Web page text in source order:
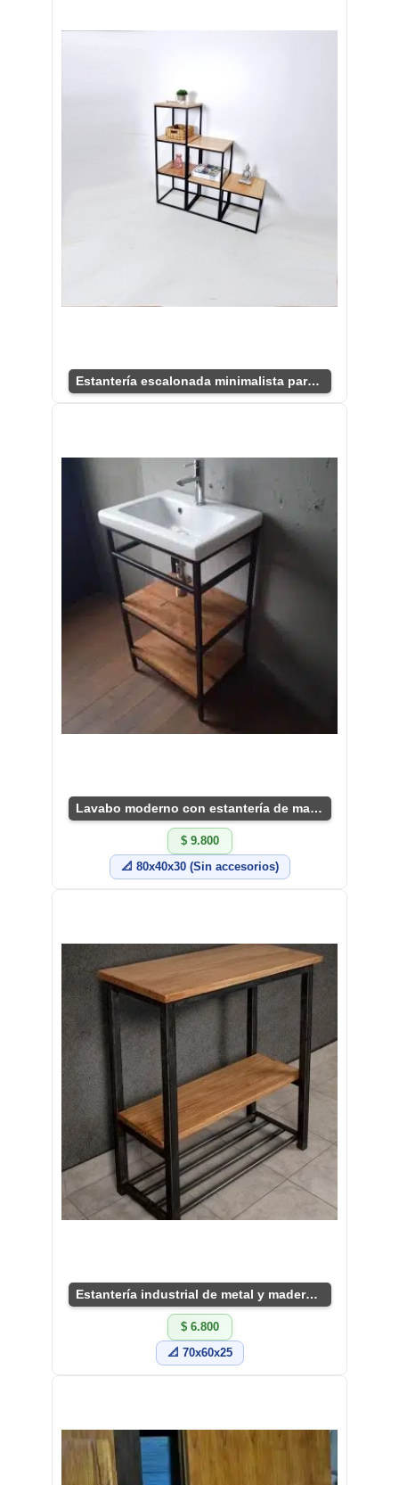
Estantería escalonada minimalista para sala
Lavabo moderno con estantería de madera y metal
$ 9.800
📐 80x40x30 (Sin accesorios)
Estantería industrial de metal y madera resistente
$ 6.800
📐 70x60x25